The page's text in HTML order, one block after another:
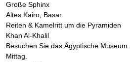
Große Sphinx
Altes Kairo, Basar
Reiten & Kamelritt um die Pyramiden
Khan Al-Khalil
Besuchen Sie das Ägyptische Museum.
Mittag.